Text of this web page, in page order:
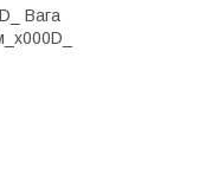
Вага